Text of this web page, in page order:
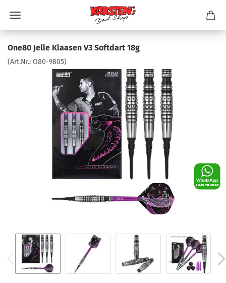
One80 Jelle Klaasen V3 Softdart 18g
(Art.Nr.: O80-9805)